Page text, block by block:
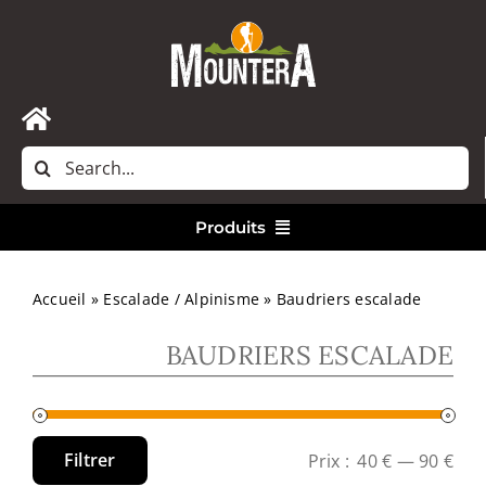
Toggle
Navigation
Accueil
Rechercher:
Produits
Randonnée
Accueil » Escalade / Alpinisme » Baudriers escalade
BAUDRIERS ESCALADE
Prix
Prix Filtrer Prix : 40 € — 90 €